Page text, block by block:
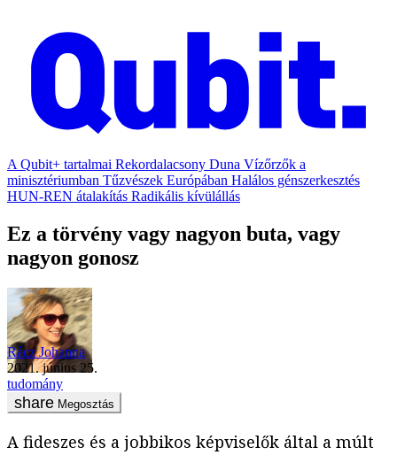
A Qubit+ tartalmai Rekordalacsony Duna Vízőrzők a
minisztériumban Tűzvészek Európában Halálos génszerkesztés
HUN-REN átalakítás Radikális kívülállás
Ez a törvény vagy nagyon buta, vagy
nagyon gonosz
Rácz Johanna
2021. június 25.
tudomány
Megosztás
A fideszes és a jobbikos képviselők által a múlt